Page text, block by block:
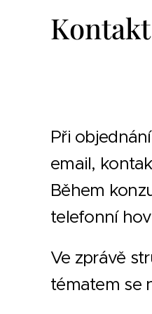
Kontakt
Při
email,
Během
telefonní
Ve zprávě
tématem se